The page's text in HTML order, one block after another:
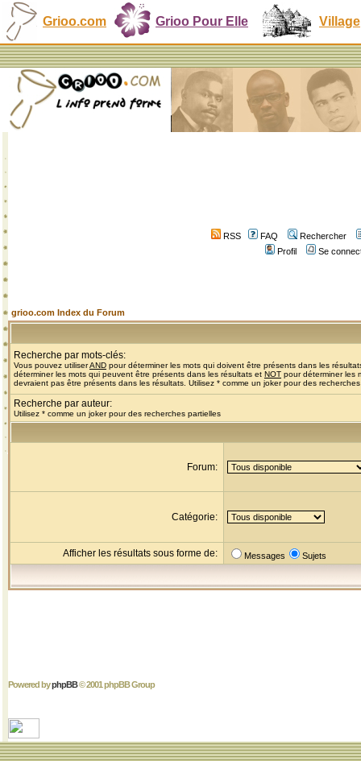
Grioo.com Grioo Pour Elle Village
RSS FAQ
Rechercher
Profil
Se
grioo.com Index du Forum
Recherche par mots-clés:
Vous pouvez utiliserAND pour déterminer les mots qui doivent être présents dans les
déterminer les mots qui peuvent être présents dans les résultats et NOT pour déterminer les
devraient pas être présents dans les résultats. Utilisez * comme un joker pour des
Recherche par auteur:
Utilisez * comme un joker pour des recherches partielles
Forum:
Catégorie:
Afficher les résultats sous forme de: Messages Sujets
Powered byphpBB© 2001 phpBB Group